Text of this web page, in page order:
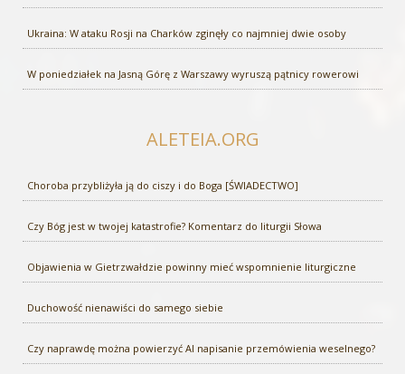
Ukraina: W ataku Rosji na Charków zginęły co najmniej dwie osoby
W poniedziałek na Jasną Górę z Warszawy wyruszą pątnicy rowerowi
ALETEIA.ORG
Choroba przybliżyła ją do ciszy i do Boga [ŚWIADECTWO]
Czy Bóg jest w twojej katastrofie? Komentarz do liturgii Słowa
Objawienia w Gietrzwałdzie powinny mieć wspomnienie liturgiczne
Duchowość nienawiści do samego siebie
Czy naprawdę można powierzyć AI napisanie przemówienia weselnego?